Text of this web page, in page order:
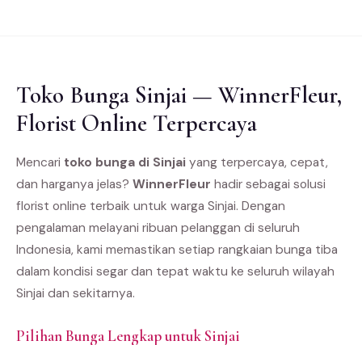
Toko Bunga Sinjai — WinnerFleur,
Florist Online Terpercaya
Mencari toko bunga di Sinjai yang terpercaya, cepat,
dan harganya jelas? WinnerFleur hadir sebagai solusi
florist online terbaik untuk warga Sinjai. Dengan
pengalaman melayani ribuan pelanggan di seluruh
Indonesia, kami memastikan setiap rangkaian bunga tiba
dalam kondisi segar dan tepat waktu ke seluruh wilayah
Sinjai dan sekitarnya.
Pilihan Bunga Lengkap untuk Sinjai